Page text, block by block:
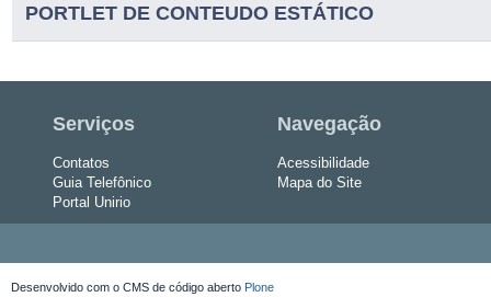
PORTLET DE CONTEUDO ESTÁTICO
Serviços
Contatos
Guia Telefônico
Portal Unirio
Navegação
Acessibilidade
Mapa do Site
Desenvolvido com o CMS de código aberto Plone